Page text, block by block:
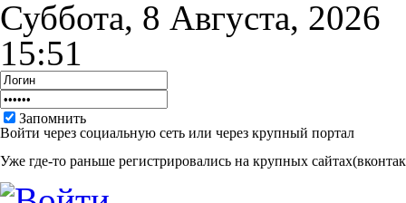
Суббота, 8 Августа, 2026
15:51
Запомнить
Войти через социальную сеть или через крупный портал
Уже где-то раньше регистрировались на крупных